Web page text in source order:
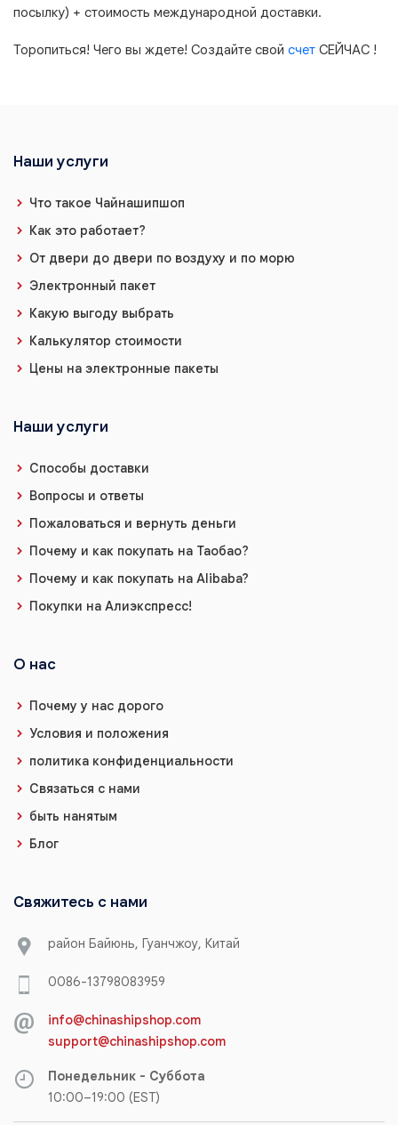
посылку) + стоимость международной доставки.
Торопиться! Чего вы ждете! Создайте свой счет СЕЙЧАС !
Наши услуги
Что такое Чайнашипшоп
Как это работает?
От двери до двери по воздуху и по морю
Электронный пакет
Какую выгоду выбрать
Калькулятор стоимости
Цены на электронные пакеты
Наши услуги
Способы доставки
Вопросы и ответы
Пожаловаться и вернуть деньги
Почему и как покупать на Таобао?
Почему и как покупать на Alibaba?
Покупки на Алиэкспресс!
О нас
Почему у нас дорого
Условия и положения
политика конфиденциальности
Связаться с нами
быть нанятым
Блог
Свяжитесь с нами
район Байюнь, Гуанчжоу, Китай
0086-13798083959
info@chinashipshop.com
support@chinashipshop.com
Понедельник - Суббота
10:00–19:00 (EST)